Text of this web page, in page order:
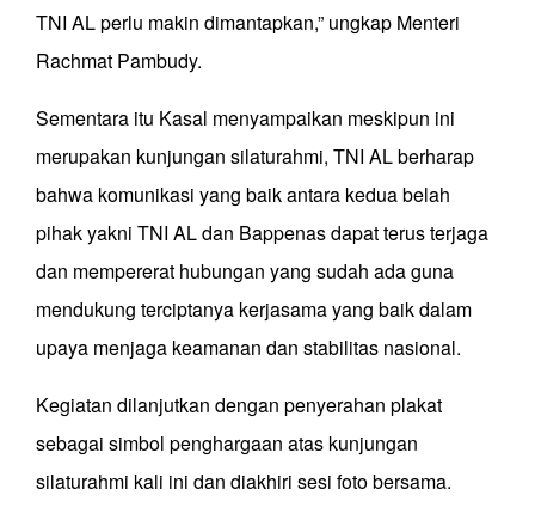
TNI AL perlu makin dimantapkan,” ungkap Menteri
Rachmat Pambudy.
Sementara itu Kasal menyampaikan meskipun ini
merupakan kunjungan silaturahmi, TNI AL berharap
bahwa komunikasi yang baik antara kedua belah
pihak yakni TNI AL dan Bappenas dapat terus terjaga
dan mempererat hubungan yang sudah ada guna
mendukung terciptanya kerjasama yang baik dalam
upaya menjaga keamanan dan stabilitas nasional.
Kegiatan dilanjutkan dengan penyerahan plakat
sebagai simbol penghargaan atas kunjungan
silaturahmi kali ini dan diakhiri sesi foto bersama.